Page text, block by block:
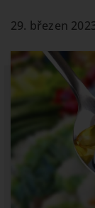
29. březen